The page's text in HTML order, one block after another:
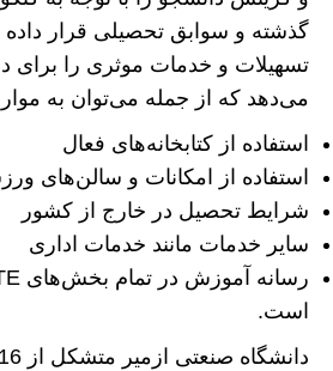
تسهیلات و خدمات موثری را برای
می‌دهد که از جمله می‌توان به
استفاده از کتابخانه‌های فعال
استفاده از امکانات و سالن‌های
شرایط تحصیل در خارج از کشور
سایر خدمات مانند خدمات اداری
است.